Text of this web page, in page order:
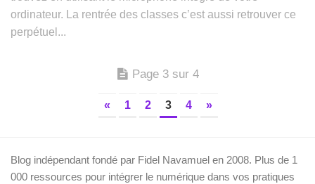
ordinateur. La rentrée des classes c’est aussi retrouver ce
perpétuel...
Page 3 sur 4
« 1 2 3 4 »
Blog indépendant fondé par Fidel Navamuel en 2008. Plus de 1
000 ressources pour intégrer le numérique dans vos pratiques